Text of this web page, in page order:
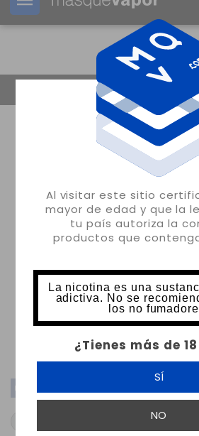
Al visitar este sitio
mayor de edad y que la
tu país autoriza la
productos que
La nicotina es una
adictiva. No se
los no
¿Tienes más de
SÍ
NO
Tu pedido puede ser enviado en
LONGFILL